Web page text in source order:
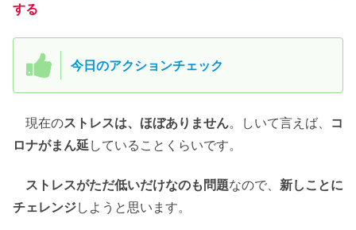
する
今日のアクションチェック
現在のストレスは、ほぼありません。しいて言えば、 コ
ロナがまん延 していることくらいです。
ストレスがただ低いだけなのも問題なので、 新しことに
チェレンジしようと思います。